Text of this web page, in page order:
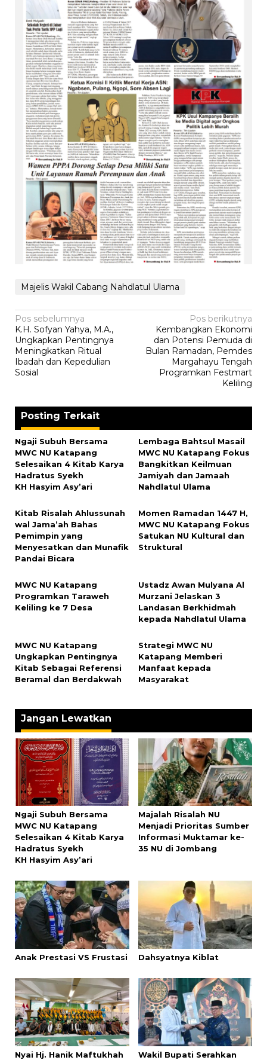
Majelis Wakil Cabang Nahdlatul Ulama
Navigasi
pos
Pos sebelumnya
K.H. Sofyan Yahya, M.A.,
Ungkapkan Pentingnya
Meningkatkan Ritual
Ibadah dan Kepedulian
Sosial
Pos berikutnya
Kembangkan Ekonomi
dan Potensi Pemuda di
Bulan Ramadan, Pemdes
Margahayu Tengah
Programkan Festmart
Keliling
Posting Terkait
Ngaji Subuh Bersama
MWC NU Katapang
Selesaikan 4 Kitab Karya
Hadratus Syekh
KH Hasyim Asy’ari
Lembaga Bahtsul Masail
MWC NU Katapang Fokus
Bangkitkan Keilmuan
Jamiyah dan Jamaah
Nahdlatul Ulama
Kitab Risalah Ahlussunah
wal Jama’ah Bahas
Pemimpin yang
Menyesatkan dan Munafik
Pandai Bicara
Momen Ramadan 1447 H,
MWC NU Katapang Fokus
Satukan NU Kultural dan
Struktural
MWC NU Katapang
Programkan Taraweh
Keliling ke 7 Desa
Ustadz Awan Mulyana Al
Murzani Jelaskan 3
Landasan Berkhidmah
kepada Nahdlatul Ulama
MWC NU Katapang
Ungkapkan Pentingnya
Kitab Sebagai Referensi
Beramal dan Berdakwah
Strategi MWC NU
Katapang Memberi
Manfaat kepada
Masyarakat
Jangan Lewatkan
Ngaji Subuh Bersama
MWC NU Katapang
Selesaikan 4 Kitab Karya
Hadratus Syekh
KH Hasyim Asy’ari
Majalah Risalah NU
Menjadi Prioritas Sumber
Informasi Muktamar ke-
35 NU di Jombang
Anak Prestasi VS Frustasi Dahsyatnya Kiblat
Nyai Hj. Hanik Maftukhah
‎Wakil Bupati Serahkan